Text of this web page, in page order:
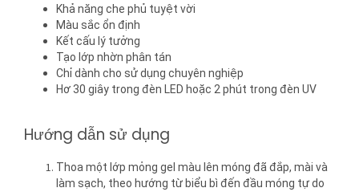
Khả năng che phủ tuyệt vời
Màu sắc ổn định
Kết cấu lý tưởng
Tạo lớp nhờn phân tán
Chỉ dành cho sử dụng chuyên nghiệp
Hơ 30 giây trong đèn LED hoặc 2 phút trong đèn UV
Hướng dẫn sử dụng
Thoa một lớp mỏng gel màu lên móng đã đắp, mài và
làm sạch, theo hướng từ biểu bì đến đầu móng tự do